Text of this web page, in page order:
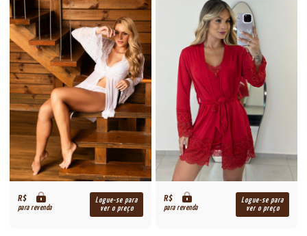
R$
para revenda
Logue-se para
ver o preço
R$
para revenda
Logue-se para
ver o preço